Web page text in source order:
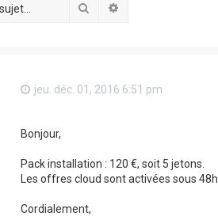
Rechercher
jeu. déc. 01, 2016 6:51 pm
Bonjour,
Pack installation : 120 €, soit 5 jetons.
Les offres cloud sont activées sous 48h.
Cordialement,